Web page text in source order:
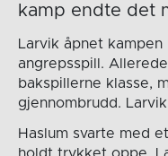
kamp endte det
Larvik åpnet
angrepsspill.
bakspillerne klasse,
gjennombrudd.
Haslum svarte med